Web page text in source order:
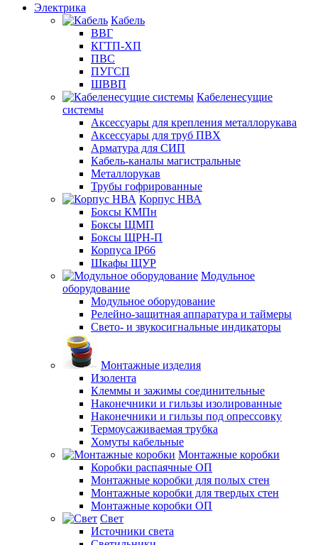
Электрика
Кабель
ВВГ
КГТП-ХП
ПВС
ПУГСП
ШВВП
Кабеленесущие
системы
Аксессуары для крепления металлорукава
Аксессуары для труб ПВХ
Арматура для СИП
Кабель-каналы магистральные
Металлорукав
Трубы гофрированные
Корпус НВА
Боксы КМПн
Боксы ЩМП
Боксы ЩРН-П
Корпуса IP66
Шкафы ЩУР
Модульное
оборудование
Модульное оборудование
Релейно-защитная аппаратура и таймеры
Свето- и звукосигнальные индикаторы
Монтажные изделия
Изолента
Клеммы и зажимы соединительные
Наконечники и гильзы изолированные
Наконечники и гильзы под опрессовку
Термоусаживаемая трубка
Хомуты кабельные
Монтажные коробки
Коробки распаячные ОП
Монтажные коробки для полых стен
Монтажные коробки для твердых стен
Монтажные коробки ОП
Свет
Источники света